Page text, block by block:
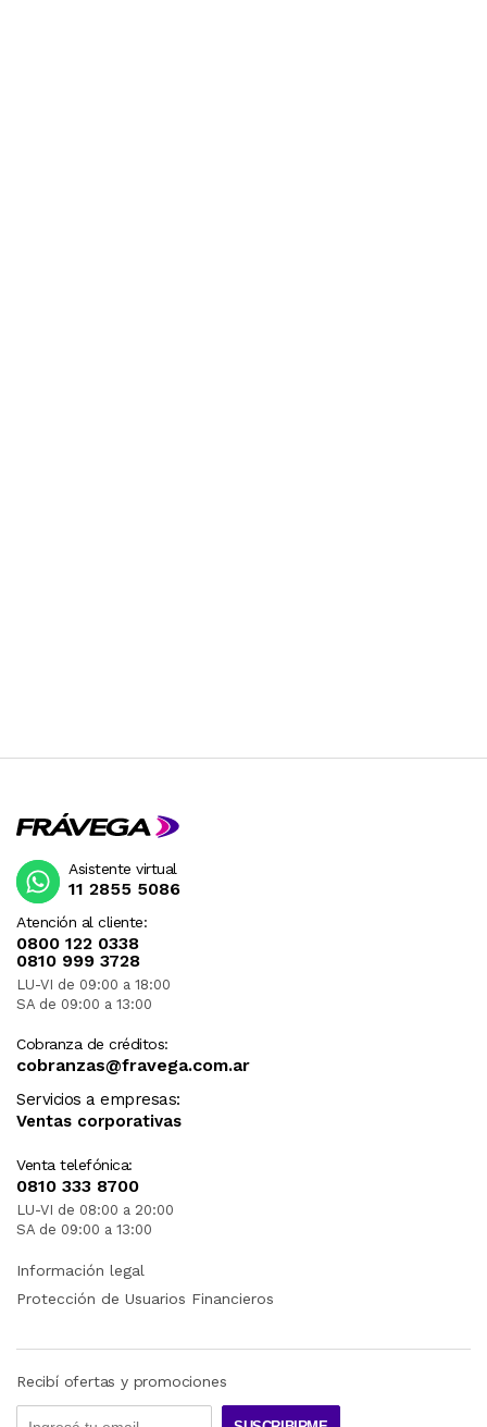
Atención al cliente:
0800 122 0338
0810 999 3728
LU-VI de 09:00 a 18:00
SA de 09:00 a 13:00
Cobranza de créditos:
cobranzas@fravega.com.ar
Servicios a empresas:
Ventas corporativas
Venta telefónica:
0810 333 8700
LU-VI de 08:00 a 20:00
SA de 09:00 a 13:00
Asistente virtual
11 2855 5086
Información legal
Protección de Usuarios Financieros
Recibí ofertas y promociones